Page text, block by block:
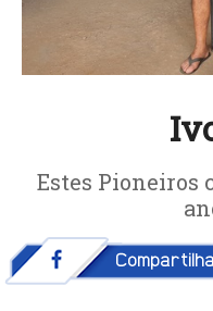
Estes Pioneiros